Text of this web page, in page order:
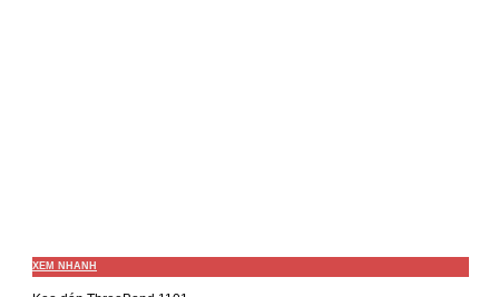
XEM NHANH